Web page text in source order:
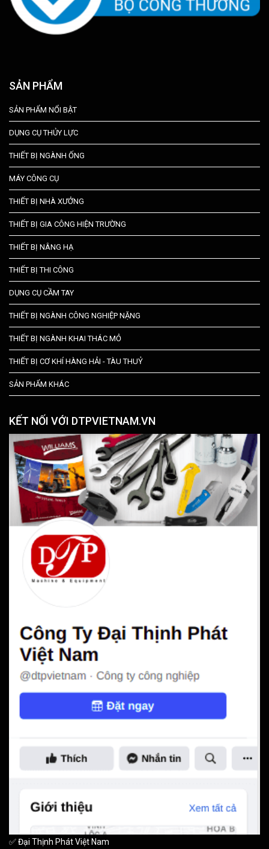
SẢN PHẨM
SẢN PHẨM NỔI BẬT
DỤNG CỤ THỦY LỰC
THIẾT BỊ NGÀNH ỐNG
MÁY CÔNG CỤ
THIẾT BỊ NHÀ XƯỞNG
THIẾT BỊ GIA CÔNG HIỆN TRƯỜNG
THIẾT BỊ NÂNG HẠ
THIẾT BỊ THI CÔNG
DỤNG CỤ CẦM TAY
THIẾT BỊ NGÀNH CÔNG NGHIỆP NẶNG
THIẾT BỊ NGÀNH KHAI THÁC MỎ
THIẾT BỊ CƠ KHÍ HÀNG HẢI - TÀU THUỶ
SẢN PHẨM KHÁC
KẾT NỐI VỚI DTPVIETNAM.VN
✅ Đại Thịnh Phát Việt Nam